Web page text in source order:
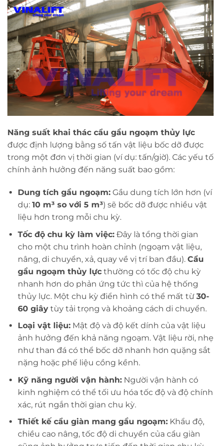
Năng suất khai thác cẩu gầu ngoạm thủy lực
được định lượng bằng số tấn vật liệu bốc dỡ được
trong một đơn vị thời gian (ví dụ: tấn/giờ). Các yếu tố
chính ảnh hưởng đến năng suất bao gồm:
Dung tích gầu ngoạm:Gầu dung tích lớn hơn (ví
dụ: 10 m³ so với 5 m³) sẽ bốc dỡ được nhiều vật
liệu hơn trong mỗi chu kỳ.
Tốc độ chu kỳ làm việc:Đây là tổng thời gian
cho một chu trình hoàn chỉnh (ngoạm vật liệu,
nâng, di chuyển, xả, quay về vị trí ban đầu). Cẩu
gầu ngoạm thủy lựcthường có tốc độ chu kỳ
nhanh hơn do phản ứng tức thì của hệ thống
thủy lực. Một chu kỳ điển hình có thể mất từ 30-
60 giâytùy tải trọng và khoảng cách di chuyển.
Loại vật liệu:Mật độ và độ kết dính của vật liệu
ảnh hưởng đến khả năng ngoạm. Vật liệu rời, nhẹ
như than đá có thể bốc dỡ nhanh hơn quặng sắt
nặng hoặc phế liệu cồng kềnh.
Kỹ năng người vận hành:Người vận hành có
kinh nghiệm có thể tối ưu hóa tốc độ và độ chính
xác, rút ngắn thời gian chu kỳ.
Thiết kế cẩu giàn mang gầu ngoạm:Khẩu độ,
chiều cao nâng, tốc độ di chuyển của cẩu giàn